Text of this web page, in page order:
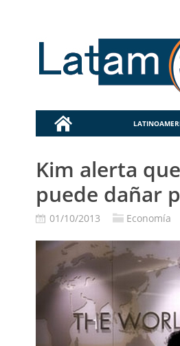
Kim alerta
puede dañar
01/10/2013 Economía